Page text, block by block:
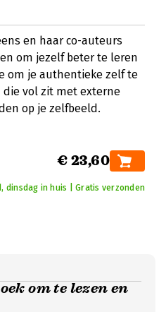
en haar co-auteurs
om jezelf beter te leren
om je authentieke zelf te
vol zit met externe
op je zelfbeeld.
€ 23,60
dinsdag in huis | Gratis verzonden
om te lezen en